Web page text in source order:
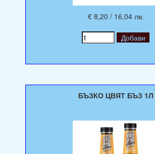
€ 8,20 / 16,04 лв.
БЪЗКО ЦВЯТ БЪЗ 1Л